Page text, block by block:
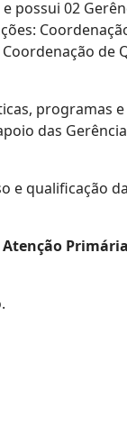
possui 02
de
programas
das
e qualificação da
Atenção